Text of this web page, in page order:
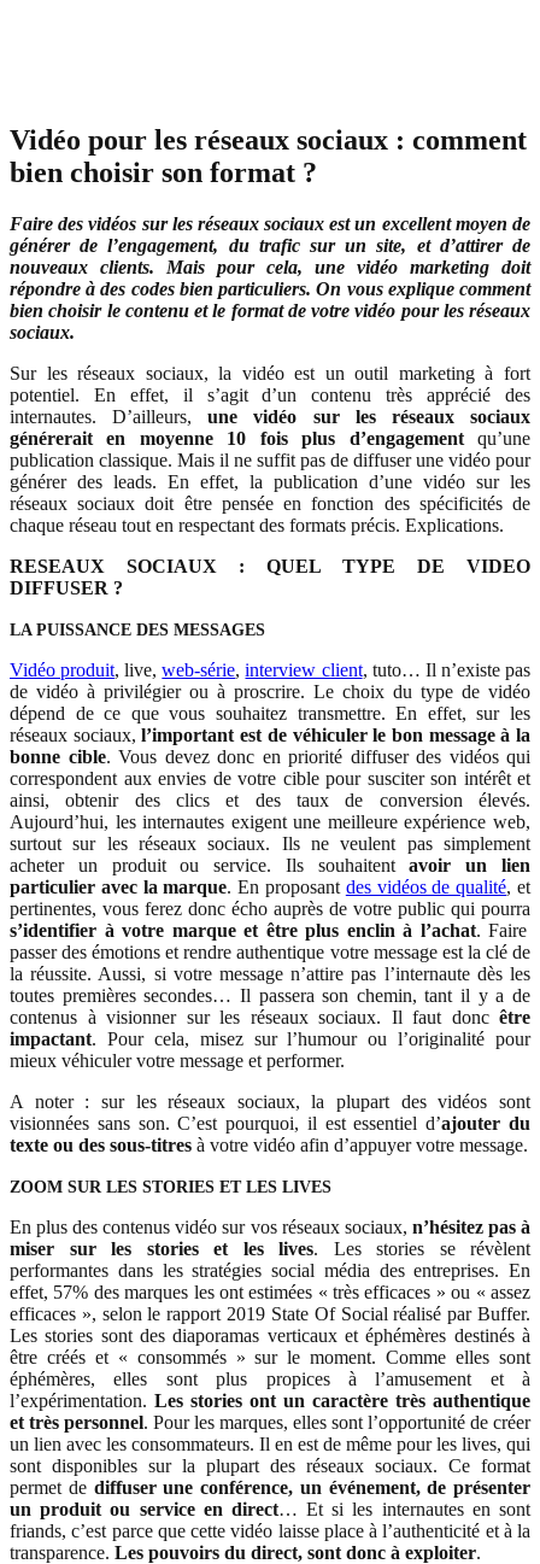
Vidéo pour les réseaux sociaux : comment
bien choisir son format ?
Faire des vidéos sur les réseaux sociaux est un excellent moyen de
générer de l’engagement, du trafic sur un site, et d’attirer de
nouveaux clients. Mais pour cela, une vidéo marketing doit
répondre à des codes bien particuliers. On vous explique comment
bien choisir le contenu et le format de votre vidéo pour les réseaux
sociaux.
Sur les réseaux sociaux, la vidéo est un outil marketing à fort
potentiel. En effet, il s’agit d’un contenu très apprécié des
internautes. D’ailleurs,une vidéo sur les réseaux sociaux
générerait en moyenne 10 fois plus d’engagement qu’une
publication classique. Mais il ne suffit pas de diffuser une vidéo pour
générer des leads. En effet, la publication d’une vidéo sur les
réseaux sociaux doit être pensée en fonction des spécificités de
chaque réseau tout en respectant des formats précis. Explications.
RESEAUX SOCIAUX : QUEL TYPE DE VIDEO
DIFFUSER ?
LA PUISSANCE DES MESSAGES
Vidéo produit, live,web-série,interview client, tuto… Il n’existe pas
de vidéo à privilégier ou à proscrire. Le choix du type de vidéo
dépend de ce que vous souhaitez transmettre. En effet, sur les
réseaux sociaux, l’important est de véhiculer le bon message à la
bonne cible. Vous devez donc en priorité diffuser des vidéos qui
correspondent aux envies de votre cible pour susciter son intérêt et
ainsi, obtenir des clics et des taux de conversion élevés.
Aujourd’hui, les internautes exigent une meilleure expérience web,
surtout sur les réseaux sociaux. Ils ne veulent pas simplement
acheter un produit ou service. Ils souhaitentavoir un lien
particulier avec la marque. En proposant des vidéos de qualité, et
pertinentes, vous ferez donc écho auprès de votre public qui pourra
s’identifier à votre marque et être plus enclin à l’achat. Faire
passer des émotions et rendre authentique votre message est la clé de
la réussite. Aussi, si votre message n’attire pas l’internaute dès les
toutes premières secondes… Il passera son chemin, tant il y a de
contenus à visionner sur les réseaux sociaux. Il faut donc être
impactant. Pour cela, misez sur l’humour ou l’originalité pour
mieux véhiculer votre message et performer.
A noter : sur les réseaux sociaux, la plupart des vidéos sont
visionnées sans son. C’est pourquoi, il est essentiel d’ajouter du
texte ou des sous-titres à votre vidéo afin d’appuyer votre message.
ZOOM SUR LES STORIES ET LES LIVES
En plus des contenus vidéo sur vos réseaux sociaux, n’hésitez pas à
miser sur les stories et les lives. Les stories se révèlent
performantes dans les stratégies social média des entreprises. En
effet, 57% des marques les ont estimées « très efficaces » ou « assez
efficaces », selon le rapport 2019 State Of Social réalisé par Buffer.
Les stories sont des diaporamas verticaux et éphémères destinés à
être créés et « consommés » sur le moment. Comme elles sont
éphémères, elles sont plus propices à l’amusement et à
l’expérimentation. Les stories ont un caractère très authentique
et très personnel. Pour les marques, elles sont l’opportunité de créer
un lien avec les consommateurs. Il en est de même pour les lives, qui
sont disponibles sur la plupart des réseaux sociaux. Ce format
permet de diffuser une conférence, un événement, de présenter
un produit ou service en direct… Et si les internautes en sont
friands, c’est parce que cette vidéo laisse place à l’authenticité et à la
transparence. Les pouvoirs du direct, sont donc à exploiter.